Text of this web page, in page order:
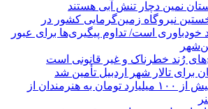
نیروگاه زمین‌گرمایی کشور در
است/ تداوم پیگیری‌ها برای عبور
رُند خطرناک و غیر قانونی است
پرداخت ماهانه بیش از ۱۰۰ میلیارد تومان به هنرمندان از